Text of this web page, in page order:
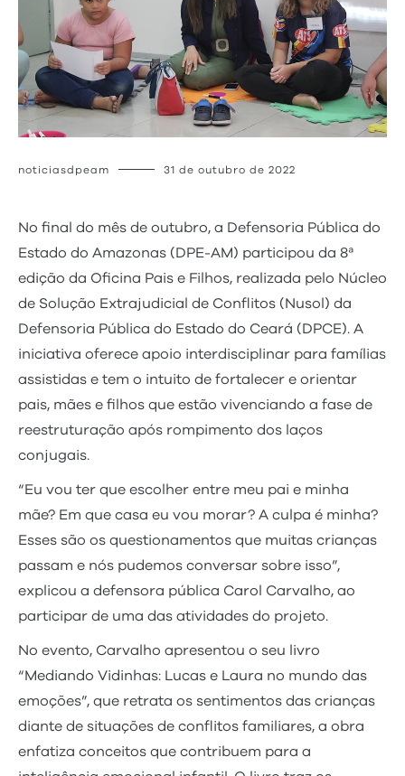
noticiasdpeam 31 de outubro de 2022
No final do mês de outubro, a Defensoria Pública do
Estado do Amazonas (DPE-AM) participou da 8ª
edição da Oficina Pais e Filhos, realizada pelo Núcleo
de Solução Extrajudicial de Conflitos (Nusol) da
Defensoria Pública do Estado do Ceará (DPCE). A
iniciativa oferece apoio interdisciplinar para famílias
assistidas e tem o intuito de fortalecer e orientar
pais, mães e filhos que estão vivenciando a fase de
reestruturação após rompimento dos laços
conjugais.
“Eu vou ter que escolher entre meu pai e minha
mãe? Em que casa eu vou morar? A culpa é minha?
Esses são os questionamentos que muitas crianças
passam e nós pudemos conversar sobre isso”,
explicou a defensora pública Carol Carvalho, ao
participar de uma das atividades do projeto.
No evento, Carvalho apresentou o seu livro
“Mediando Vidinhas: Lucas e Laura no mundo das
emoções”, que retrata os sentimentos das crianças
diante de situações de conflitos familiares, a obra
enfatiza conceitos que contribuem para a